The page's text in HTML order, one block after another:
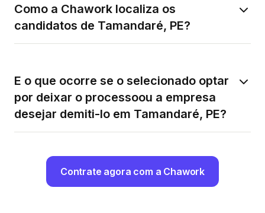
Como a Chawork localiza os
candidatos de Tamandaré, PE?
E o que ocorre se o selecionado optar
por deixar o processoou a empresa
desejar demiti-lo em Tamandaré, PE?
Contrate agora com a Chawork